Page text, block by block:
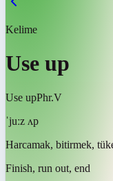
Kelime
Use up
Use upPhr.V
ˈjuːz ʌp
Harcamak, bitirmek,
Finish, run out, end